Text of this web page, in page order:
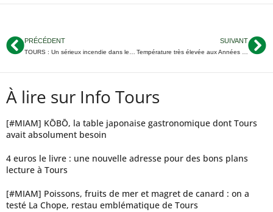
PRÉCÉDENT
TOURS : Un sérieux incendie dans le secteur Colbert
SUIVANT
Température très élevée aux Années Joué
À lire sur Info Tours
[#MIAM] KŌBŌ, la table japonaise gastronomique dont Tours
avait absolument besoin
4 euros le livre : une nouvelle adresse pour des bons plans
lecture à Tours
[#MIAM] Poissons, fruits de mer et magret de canard : on a
testé La Chope, restau emblématique de Tours